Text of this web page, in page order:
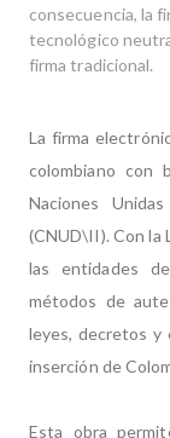
consecuencia, la
tecnológico
firma tradicional.
La firma
colombiano con
Naciones
(CNUD\II). Con la
las entidades
métodos de
leyes, decretos y
inserción de
Esta obra